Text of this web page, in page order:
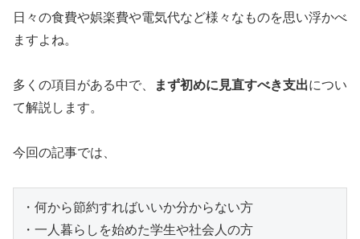
日々の食費や娯楽費や電気代など様々なものを思い浮かべ
ますよね。
多くの項目がある中で、 まず初めに見直すべき支出につい
て解説します。
今回の記事では、
・何から節約すればいいか分からない方
・一人暮らしを始めた学生や社会人の方